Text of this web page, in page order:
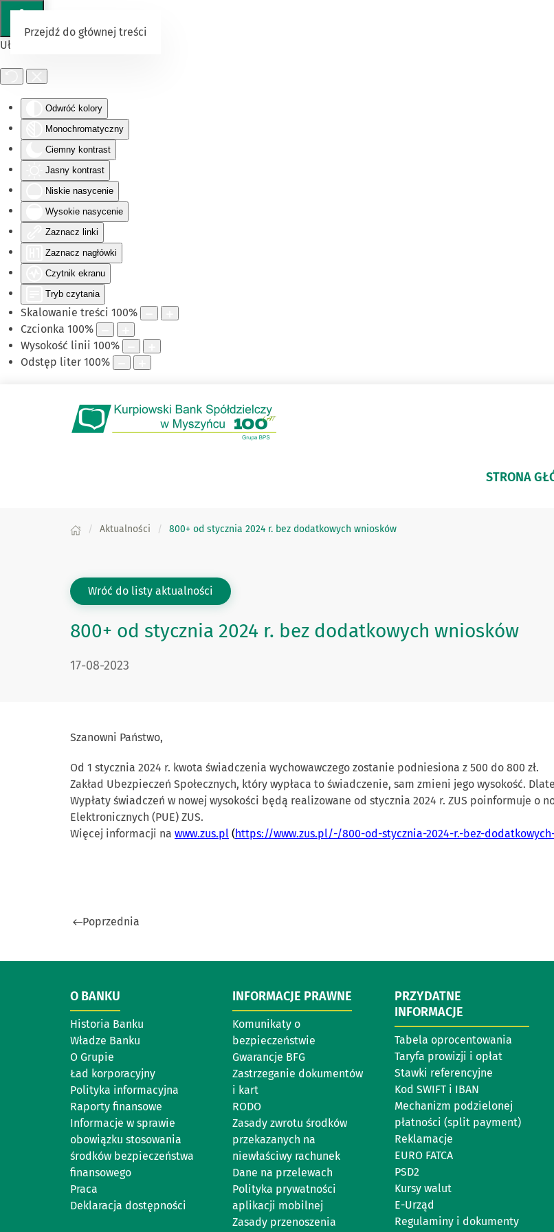
Ułatwienia dostępu
Odwróć kolory
Monochromatyczny
Ciemny kontrast
Jasny kontrast
Niskie nasycenie
Wysokie nasycenie
Zaznacz linki
Zaznacz nagłówki
Czytnik ekranu
Tryb czytania
Skalowanie treści 100%
Czcionka 100%
Wysokość linii 100%
Odstęp liter 100%
Przejdź do głównej treści
STRONA
Aktualności 800+ od stycznia 2024 r. bez dodatkowych wniosków
Wróć do listy aktualności
800+ od stycznia 2024 r. bez dodatkowych wniosków
DATA PUBLIKACJI:
17-08-2023
Szanowni Państwo,
Od 1 stycznia 2024 r. kwota świadczenia wychowawczego zostanie podniesiona z 500 do 800 zł.
Zakład Ubezpieczeń Społecznych, który wypłaca to świadczenie, sam zmieni jego wysokość.
Wypłaty świadczeń w nowej wysokości będą realizowane od stycznia 2024 r. ZUS poinformuje o
Elektronicznych (PUE) ZUS.
Więcej informacji na www.zus.pl ( https://www.zus.pl/-/800-od-stycznia-2024-r.-bez-dodatkowych-
Poprzednia
O BANKU
Historia Banku
Władze Banku
O Grupie
Ład korporacyjny
Polityka informacyjna
Raporty finansowe
Informacje w sprawie
obowiązku stosowania
środków bezpieczeństwa
finansowego
Praca
Deklaracja dostępności
INFORMACJE PRAWNE
Komunikaty o
bezpieczeństwie
Gwarancje BFG
Zastrzeganie dokumentów
i kart
RODO
Zasady zwrotu środków
przekazanych na
niewłaściwy rachunek
Dane na przelewach
Polityka prywatności
aplikacji mobilnej
Zasady przenoszenia
PRZYDATNE
INFORMACJE
Tabela oprocentowania
Taryfa prowizji i opłat
Stawki referencyjne
Kod SWIFT i IBAN
Mechanizm podzielonej
płatności (split payment)
Reklamacje
EURO FATCA
PSD2
Kursy walut
E-Urząd
Regulaminy i dokumenty